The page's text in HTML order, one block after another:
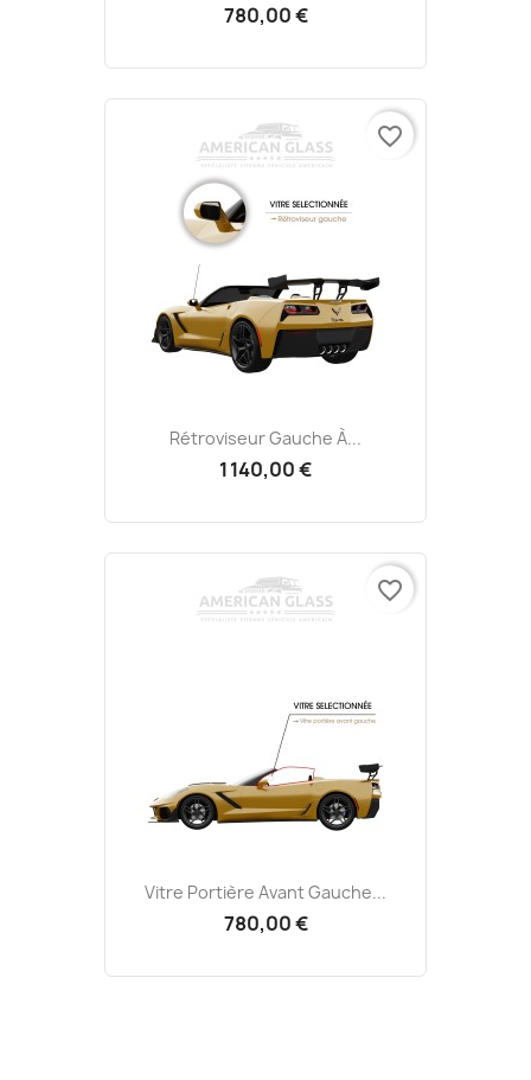
780,00 €
Rétroviseur Gauche À...
1 140,00 €
favorite_border
Vitre Portière Avant Gauche...
780,00 €
favorite_border